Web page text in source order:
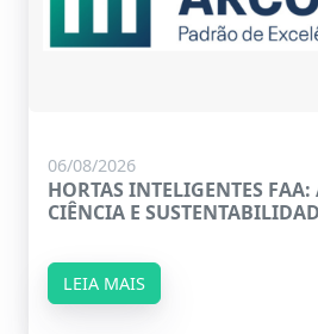
06/08/2026
HORTAS INTELIGENTES
CIÊNCIA E
LEIA MAIS